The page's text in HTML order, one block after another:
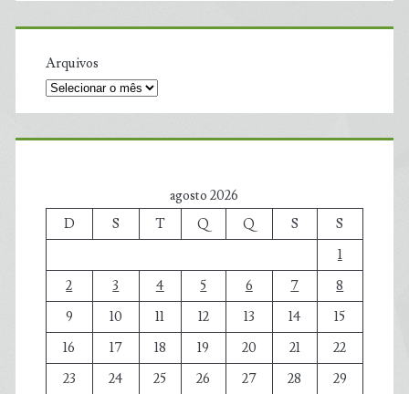
Arquivos
agosto 2026
D
S T Q Q S
S
1
2
3 4 5 6 7
8
9
10 11 12 13 14
15
16
17 18 19 20 21
22
23
24 25 26 27 28
29